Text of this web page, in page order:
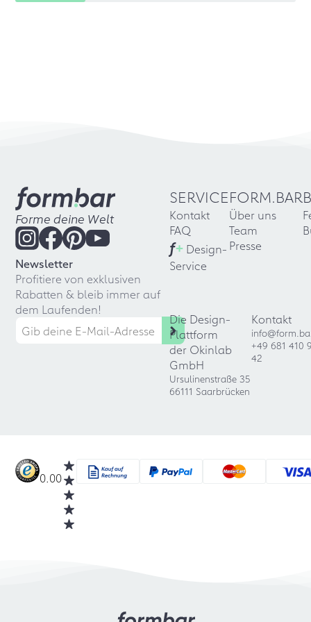
Forme deine Welt
Newsletter
Profitiere von exklusiven
Rabatten & bleib immer auf
dem Laufenden!
SERVICE
Kontakt
FAQ
f+ Design-
Service
FORM.BAR
Über uns
Team
Presse
Die Design-
Plattform
der Okinlab
GmbH
Ursulinenstraße 35
66111 Saarbrücken
Kontakt
+49 681 410
42
0.00